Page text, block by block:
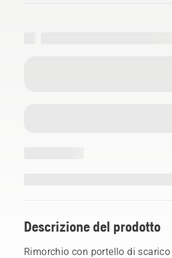
Descrizione del prodotto
Rimorchio con portello di